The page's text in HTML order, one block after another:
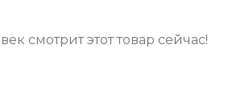
смотрит этот товар сейчас!